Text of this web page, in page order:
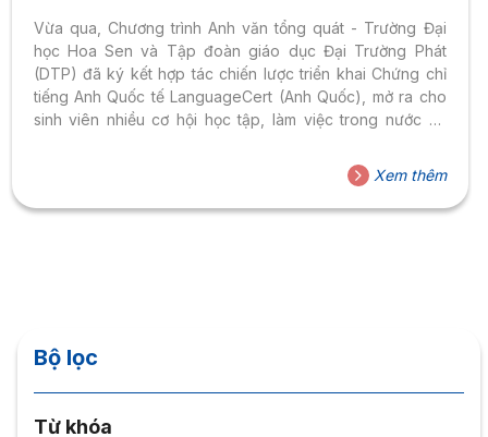
Vừa qua, Chương trình Anh văn tổng quát - Trường Đại
học Hoa Sen và Tập đoàn giáo dục Đại Trường Phát
(DTP) đã ký kết hợp tác chiến lược triển khai Chứng chỉ
tiếng Anh Quốc tế LanguageCert (Anh Quốc), mở ra cho
sinh viên nhiều cơ hội học tập, làm việc trong nước và
Xem thêm
Bộ lọc
Từ khóa